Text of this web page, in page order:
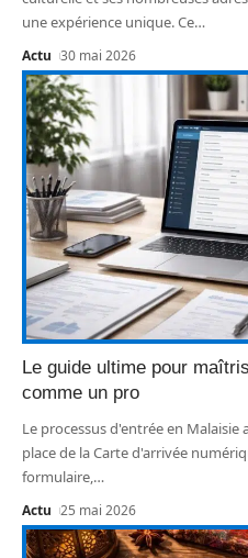
une expérience unique. Ce…
Actu 30 mai 2026
Le guide ultime pour
comme un pro
Le processus d'entrée en Malaisie
place de la Carte d'arrivée
formulaire,…
Actu 25 mai 2026